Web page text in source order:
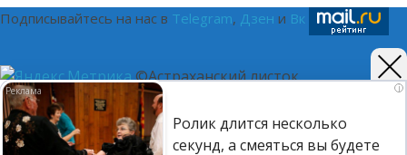
i
Ролик длится несколько
секунд, а смеяться вы будете
Подписывайтесь на нас в Telegram, Дзен и Вк
©Астраханский листок.
(16+) Реестровая запись Роскомнадзора ЭЛ № ФС 77 - 75401
от 12.04.2019. Главный редактор Путилина Ирина